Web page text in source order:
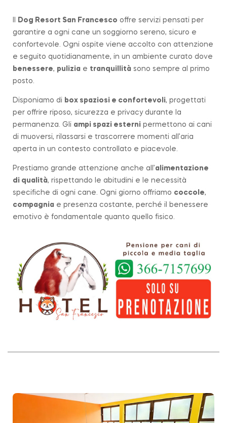
Dog Resort San Francesco offre servizi pensati per
garantire a ogni cane un soggiorno sereno, sicuro e
confortevole. Ogni ospite viene accolto con attenzione
e seguito quotidianamente, in un ambiente curato dove
benessere, pulizia e tranquillità sono sempre al primo
posto.
Disponiamo di box spaziosi e confortevoli, progettati
per offrire riposo, sicurezza e privacy durante la
permanenza. Gli ampi spazi esterni permettono ai cani
di muoversi, rilassarsi e trascorrere momenti all’aria
aperta in un contesto controllato e piacevole.
Prestiamo grande attenzione anche all’alimentazione
di qualità, rispettando le abitudini e le necessità
specifiche di ogni cane. Ogni giorno offriamo coccole,
compagnia e presenza costante, perché il benessere
emotivo è fondamentale quanto quello fisico.